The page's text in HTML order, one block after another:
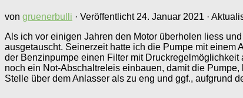
von gruenerbulli · Veröffentlicht 24. Januar 2021 ·
Als ich vor einigen Jahren den Motor überholen liess
ausgetauscht. Seinerzeit hatte ich die Pumpe mit einem
der Benzinpumpe einen Filter mit
noch ein Not-Abschaltreleis einbauen, damit die
Stelle über dem Anlasser als zu eng und ggf., aufgrund